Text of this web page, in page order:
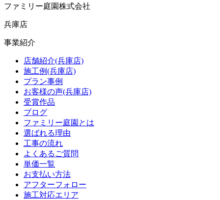
ファミリー庭園株式会社
兵庫店
事業紹介
店舗紹介(兵庫店)
施工例(兵庫店)
プラン事例
お客様の声(兵庫店)
受賞作品
ブログ
ファミリー庭園とは
選ばれる理由
工事の流れ
よくあるご質問
単価一覧
お支払い方法
アフターフォロー
施工対応エリア